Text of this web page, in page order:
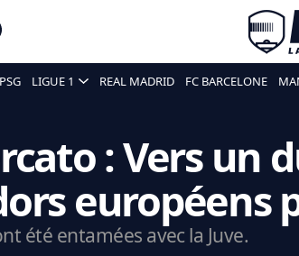
PSG LIGUE 1 REAL MADRID FC BARCELONE
: Vers un
européens
été entamées avec la Juve.